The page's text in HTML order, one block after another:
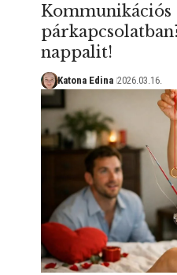
nappalit!
Katona Edina 2026.03.16.